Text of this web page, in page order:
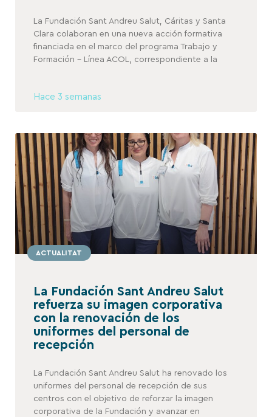
La Fundación Sant Andreu Salut, Cáritas y Santa
Clara colaboran en una nueva acción formativa
financiada en el marco del programa Trabajo y
Formación – Línea ACOL, correspondiente a la
Hace 3 semanas
ACTUALITAT
La Fundación Sant Andreu Salut
refuerza su imagen corporativa
con la renovación de los
uniformes del personal de
recepción
La Fundación Sant Andreu Salut ha renovado los
uniformes del personal de recepción de sus
centros con el objetivo de reforzar la imagen
corporativa de la Fundación y avanzar en